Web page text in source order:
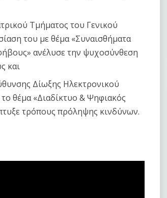
Τμήματος του Γενικού
του με θέμα «Συναισθήματα
ανέλυσε την ψυχοσύνθεση
και
Δίωξης Ηλεκτρονικού
θέμα «Διαδίκτυο & Ψηφιακός
τρόπους πρόληψης κινδύνων.